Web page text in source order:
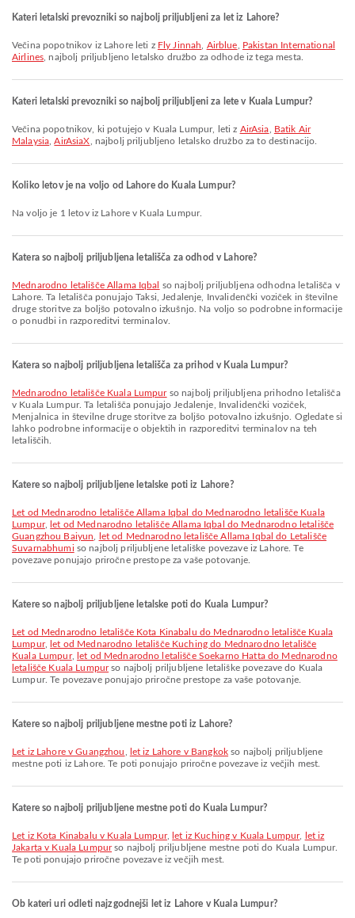
Kateri letalski prevozniki so najbolj priljubljeni za let iz Lahore?
Večina popotnikov iz Lahore leti z Fly Jinnah Airblue
Pakistan International
Airlines , najbolj priljubljeno letalsko družbo za odhode iz tega mesta.
Kateri letalski prevozniki so najbolj priljubljeni za lete v Kuala Lumpur?
Večina popotnikov, ki potujejo v Kuala Lumpur, leti z AirAsia
Batik Air
Malaysia ,AirAsiaX , najbolj priljubljeno letalsko družbo za to destinacijo.
Koliko letov je na voljo od Lahore do Kuala Lumpur?
Na voljo je 1 letov iz Lahore v Kuala Lumpur.
Katera so najbolj priljubljena letališča za odhod v Lahore?
Mednarodno letališče Allama Iqbal so najbolj priljubljena odhodna letališča v
Lahore. Ta letališča ponujajo Taksi, Jedalenje, Invalidenčki voziček in številne
druge storitve za boljšo potovalno izkušnjo. Na voljo so podrobne informacije
o ponudbi in razporeditvi terminalov.
Katera so najbolj priljubljena letališča za prihod v Kuala Lumpur?
Mednarodno letališče Kuala Lumpurso najbolj priljubljena prihodno letališča
v Kuala Lumpur. Ta letališča ponujajo Jedalenje, Invalidenčki voziček,
Menjalnica in številne druge storitve za boljšo potovalno izkušnjo. Ogledate si
lahko podrobne informacije o objektih in razporeditvi terminalov na teh
letališčih.
Katere so najbolj priljubljene letalske poti iz Lahore?
let od Mednarodno letališče Allama Iqbal do Mednarodno letališče Kuala
Lumpur,
let od Mednarodno letališče Allama Iqbal do Mednarodno letališče
Guangzhou Baiyun
let od Mednarodno letališče Allama Iqbal do Letališče
Suvarnabhumi so najbolj priljubljene letališke povezave iz Lahore. Te
povezave ponujajo priročne prestope za vaše potovanje.
Katere so najbolj priljubljene letalske poti do Kuala Lumpur?
let od Mednarodno letališče Kota Kinabalu do Mednarodno letališče Kuala
Lumpur,
let od Mednarodno letališče Kuching do Mednarodno letališče
Kuala Lumpur,
let od Mednarodno letališče Soekarno Hatta do Mednarodno
letališče Kuala Lumpurso najbolj priljubljene letališke povezave do Kuala
Lumpur. Te povezave ponujajo priročne prestope za vaše potovanje.
Katere so najbolj priljubljene mestne poti iz Lahore?
let iz Lahore v Guangzhou let iz Lahore v Bangkok so najbolj priljubljene
mestne poti iz Lahore. Te poti ponujajo priročne povezave iz večjih mest.
Katere so najbolj priljubljene mestne poti do Kuala Lumpur?
let iz Kota Kinabalu v Kuala Lumpur, let iz Kuching v Kuala Lumpur,
let iz
Jakarta v Kuala Lumpurso najbolj priljubljene mestne poti do Kuala Lumpur.
Te poti ponujajo priročne povezave iz večjih mest.
Ob kateri uri odleti najzgodnejši let iz Lahore v Kuala Lumpur?